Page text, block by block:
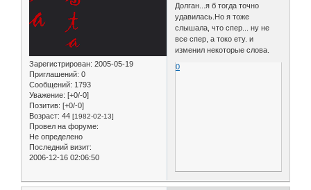
Зарегистрирован: 2005-05-19
Приглашений: 0
Сообщений: 1793
Уважение: [+0/-0]
Позитив: [+0/-0]
Возраст: 44 [1982-02-13]
Провел на форуме:
Не определено
Последний визит:
2006-12-16 02:06:50
Долган...я б тогда точно
удавилась.Но я тоже
слышала, что спер... ну не
все спер, а токо ету. и
изменил некоторые слова.
0